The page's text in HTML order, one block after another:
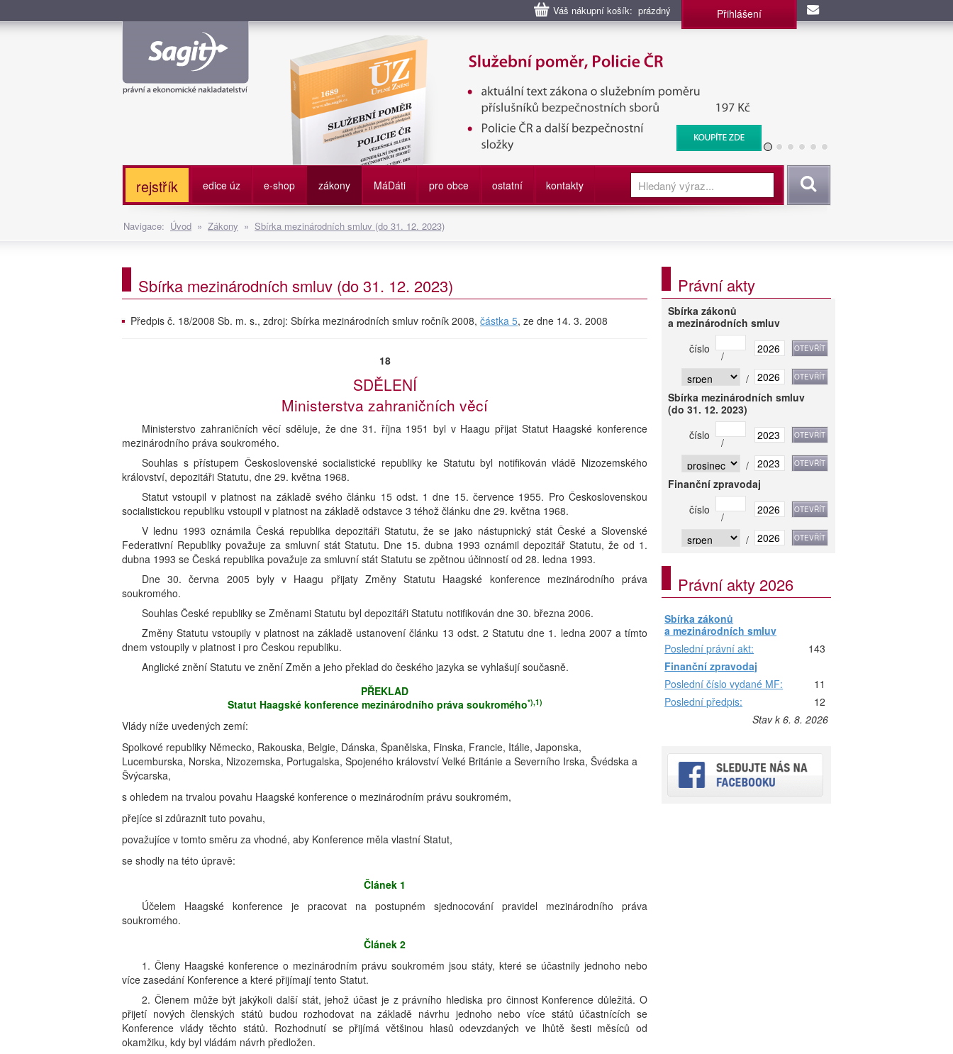
Váš nákupní košík: prázdný Přihlášení
Služební poměr příslušníků bezpečnostních sborů, Policie ČR, Vězeňská služba, BIS, Zpravodajské
služby
rejstřík edice úz e-shop zákony MáDáti pro obce ostatní kontakty Vyhledat
Navigace: Úvod » Zákony » Sbírka mezinárodních smluv (do 31. 12. 2023)
Sbírka mezinárodních smluv (do 31. 12. 2023)
Předpis č. 18/2008 Sb. m. s., zdroj: Sbírka mezinárodních smluv ročník 2008, částka 5, ze dne 14. 3. 2008
18
SDĚLENÍ
Ministerstva zahraničních věcí
Ministerstvo zahraničních věcí sděluje, že dne 31. října 1951 byl v Haagu přijat Statut Haagské konference
mezinárodního práva soukromého.
Souhlas s přístupem Československé socialistické republiky ke Statutu byl notifikován vládě Nizozemského
království, depozitáři Statutu, dne 29. května 1968.
Statut vstoupil v platnost na základě svého článku 15 odst. 1 dne 15. července 1955. Pro Československou
socialistickou republiku vstoupil v platnost na základě odstavce 3 téhož článku dne 29. května 1968.
V lednu 1993 oznámila Česká republika depozitáři Statutu, že se jako nástupnický stát České a Slovenské
Federativní Republiky považuje za smluvní stát Statutu. Dne 15. dubna 1993 oznámil depozitář Statutu, že od 1.
dubna 1993 se Česká republika považuje za smluvní stát Statutu se zpětnou účinností od 28. ledna 1993.
Dne 30. června 2005 byly v Haagu přijaty Změny Statutu Haagské konference mezinárodního práva
soukromého.
Souhlas České republiky se Změnami Statutu byl depozitáři Statutu notifikován dne 30. března 2006.
Změny Statutu vstoupily v platnost na základě ustanovení článku 13 odst. 2 Statutu dne 1. ledna 2007 a tímto
dnem vstoupily v platnost i pro Českou republiku.
Anglické znění Statutu ve znění Změn a jeho překlad do českého jazyka se vyhlašují současně.
PŘEKLAD
Statut Haagské konference mezinárodního práva soukromého*),1)
Vlády níže uvedených zemí:
Spolkové republiky Německo, Rakouska, Belgie, Dánska, Španělska, Finska, Francie, Itálie, Japonska,
Lucemburska, Norska, Nizozemska, Portugalska, Spojeného království Velké Británie a Severního Irska, Švédska a
Švýcarska,
s ohledem na trvalou povahu Haagské konference o mezinárodním právu soukromém,
přejíce si zdůraznit tuto povahu,
považujíce v tomto směru za vhodné, aby Konference měla vlastní Statut,
se shodly na této úpravě:
Článek 1
Účelem Haagské konference je pracovat na postupném sjednocování pravidel mezinárodního práva
soukromého.
Článek 2
1. Členy Haagské konference o mezinárodním právu soukromém jsou státy, které se účastnily jednoho nebo
více zasedání Konference a které přijímají tento Statut.
2. Členem může být jakýkoli další stát, jehož účast je z právního hlediska pro činnost Konference důležitá. O
přijetí nových členských států budou rozhodovat na základě návrhu jednoho nebo více států účastnících se
Konference vlády těchto států. Rozhodnutí se přijímá většinou hlasů odevzdaných ve lhůtě šesti měsíců od
okamžiku, kdy byl vládám návrh předložen.
Právní akty
Sbírka zákonů
a mezinárodních smluv
číslo
/
/
Sbírka mezinárodních smluv
(do 31. 12. 2023)
číslo
/
/
Finanční zpravodaj
číslo
/
/
Právní akty 2026
Sbírka zákonů
a mezinárodních smluv
Poslední právní akt:
143
Finanční zpravodaj
Poslední číslo vydané MF:
11
Poslední předpis:
12
Stav k 6. 8. 2026